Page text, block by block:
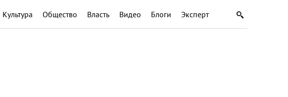
Культура Общество Власть Видео Блоги Эксперт